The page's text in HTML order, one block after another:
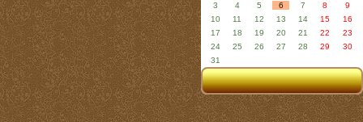
3
4 5 6 7 8
9
10
11 12 13 14 15
16
17
18 19 20 21 22
23
24
25 26 27 28 29
30
31